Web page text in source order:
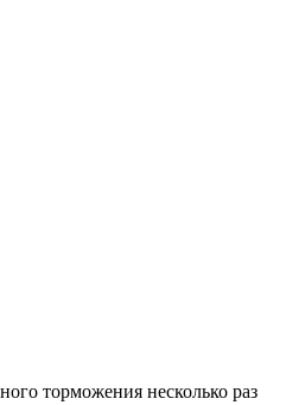
торможения несколько раз